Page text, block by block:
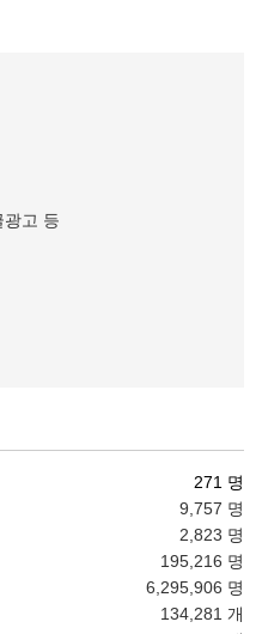
광고 등
271 명
9,757 명
2,823 명
195,216 명
6,295,906 명
134,281 개